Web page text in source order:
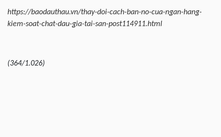
https://baodauthau.vn/thay-doi-cach-ban-no-cua-ngan-hang-
kiem-soat-chat-dau-gia-tai-san-post114911.html
(364/1.026)